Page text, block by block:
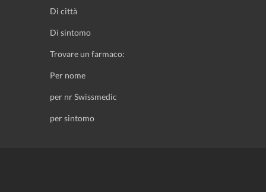
Di città
Di sintomo
Trovare un farmaco:
Per nome
per nr Swissmedic
per sintomo